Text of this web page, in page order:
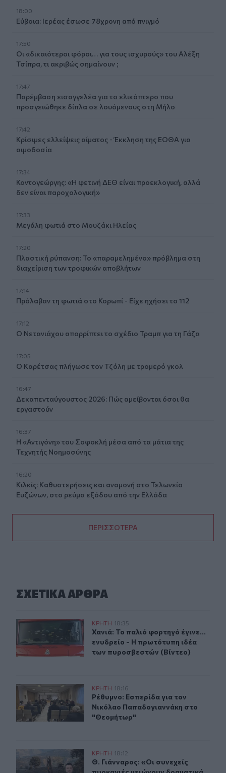
18:00
Εύβοια: Ιερέας έσωσε 78χρονη από πνιγμό
17:50
Οι «δικαιότεροι φόροι… για τους ισχυρούς» του Αλέξη
Τσίπρα, τι ακριβώς σημαίνουν ;
17:47
Παρέμβαση εισαγγελέα για το ελικόπτερο που
προσγειώθηκε δίπλα σε λουόμενους στη Μήλο
17:42
Κρίσιμες ελλείψεις αίματος - Έκκληση της ΕΟΘΑ για
αιμοδοσία
17:34
Κοντογεώργης: «Η φετινή ΔΕΘ είναι προεκλογική, αλλά
δεν είναι παροχολογική»
17:33
Μεγάλη φωτιά στο Μουζάκι Ηλείας
17:20
Πλαστική ρύπανση: Το «παραμελημένο» πρόβλημα στη
διαχείριση των τροφικών αποβλήτων
17:14
Πρόλαβαν τη φωτιά στο Κορωπί - Είχε ηχήσει το 112
17:12
Ο Νετανιάχου απορρίπτει το σχέδιο Τραμπ για τη Γάζα
17:05
Ο Καρέτσας πλήγωσε τον Τζόλη με τρομερό γκολ
16:47
Δεκαπενταύγουστος 2026: Πώς αμείβονται όσοι θα
εργαστούν
16:37
Η «Αντιγόνη» του Σοφοκλή μέσα από τα μάτια της
Τεχνητής Νοημοσύνης
16:20
Κιλκίς: Καθυστερήσεις και αναμονή στο Τελωνείο
Ευζώνων, στο ρεύμα εξόδου από την Ελλάδα
ΠΕΡΙΣΣΟΤΕΡΑ
ΣΧΕΤΙΚA AΡΘΡΑ
Χανιά: Το παλιό φορτηγό έγινε... ενυδρείο - Η
ΚΡΗΤΗ 18:35
Χανιά: Το παλιό φορτηγό έγινε...
Χανιά: Το παλιό φορτηγό έγινε...
ενυδρείο - Η πρωτότυπη ιδέα
των πυροσβεστών (Βίντεο)
Ρέθυμνο: Εσπερίδα για τον Νικόλαο Παπαδογιαννάκη
ΚΡΗΤΗ 18:16
Ρέθυμνο: Εσπερίδα για τον
Ρέθυμνο: Εσπερίδα για τον
Νικόλαο Παπαδογιαννάκη στο
"Θεομήτωρ"
Θ. Γιάνναρος: «Οι συνεχείς πυρκαγιές μειώνουν
ΚΡΗΤΗ 18:12
Θ. Γιάνναρος: «Οι συνεχείς
Θ. Γιάνναρος: «Οι συνεχείς